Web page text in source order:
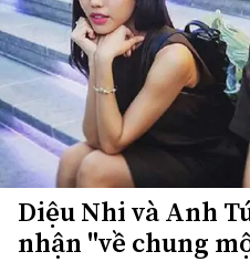
Diệu Nhi và Anh
nhận "về chung